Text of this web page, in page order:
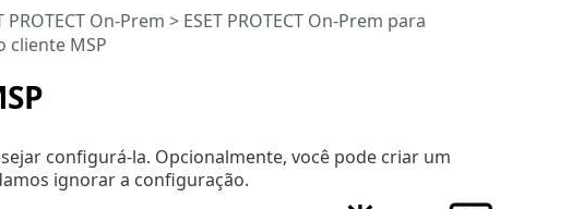
PROTECT On-Prem > ESET PROTECT On-Prem para
cliente MSP
configurá-la. Opcionalmente, você pode criar um
ignorar a configuração.